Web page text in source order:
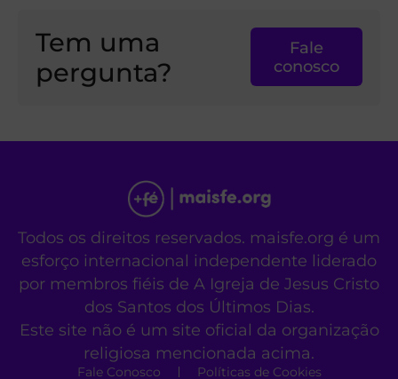
Tem uma
pergunta?
Fale
conosco
Todos os direitos reservados. maisfe.org é um
esforço internacional independente liderado
por membros fiéis de A Igreja de Jesus Cristo
dos Santos dos Últimos Dias.
Este site não é um site oficial da organização
religiosa mencionada acima.
Fale Conosco Políticas de Cookies